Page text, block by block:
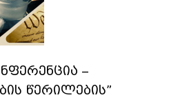
–
წერილების”